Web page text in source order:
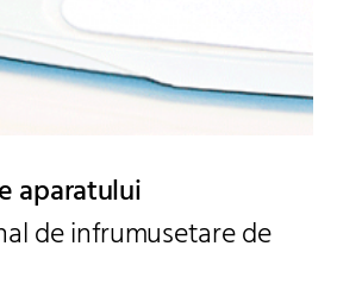
aparatului
de infrumusetare de